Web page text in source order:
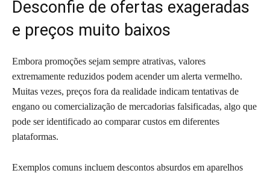
Desconfie de ofertas exageradas
e preços muito baixos
Embora promoções sejam sempre atrativas, valores
extremamente reduzidos podem acender um alerta vermelho.
Muitas vezes, preços fora da realidade indicam tentativas de
engano ou comercialização de mercadorias falsificadas, algo que
pode ser identificado ao comparar custos em diferentes
plataformas.
Exemplos comuns incluem descontos absurdos em aparelhos